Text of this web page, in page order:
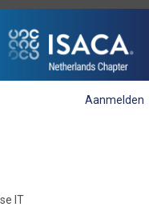
Aanmelden
IT